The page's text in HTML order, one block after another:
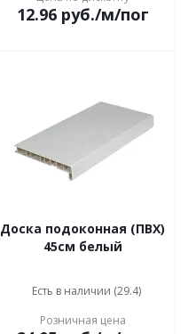
12.96руб./м/пог
Доска подоконная (ПВХ)
45см белый
Есть в наличии (29.4)
Розничная цена